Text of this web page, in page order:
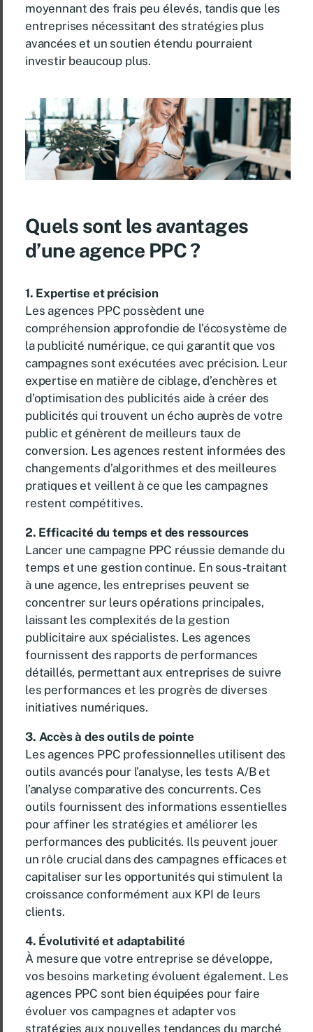
moyennant des frais peu élevés, tandis que les
entreprises nécessitant des stratégies plus
avancées et un soutien étendu pourraient
investir beaucoup plus.
Quels sont les avantages
d’une agence PPC ?
1. Expertise et précision
Les agences PPC possèdent une
compréhension approfondie de l’écosystème de
la publicité numérique, ce qui garantit que vos
campagnes sont exécutées avec précision. Leur
expertise en matière de ciblage, d’enchères et
d’optimisation des publicités aide à créer des
publicités qui trouvent un écho auprès de votre
public et génèrent de meilleurs taux de
conversion. Les agences restent informées des
changements d’algorithmes et des meilleures
pratiques et veillent à ce que les campagnes
restent compétitives.
2. Efficacité du temps et des ressources
Lancer une campagne PPC réussie demande du
temps et une gestion continue. En sous-traitant
à une agence, les entreprises peuvent se
concentrer sur leurs opérations principales,
laissant les complexités de la gestion
publicitaire aux spécialistes. Les agences
fournissent des rapports de performances
détaillés, permettant aux entreprises de suivre
les performances et les progrès de diverses
initiatives numériques.
3. Accès à des outils de pointe
Les agences PPC professionnelles utilisent des
outils avancés pour l’analyse, les tests A/B et
l’analyse comparative des concurrents. Ces
outils fournissent des informations essentielles
pour affiner les stratégies et améliorer les
performances des publicités. Ils peuvent jouer
un rôle crucial dans des campagnes efficaces et
capitaliser sur les opportunités qui stimulent la
croissance conformément aux KPI de leurs
clients.
4. Évolutivité et adaptabilité
À mesure que votre entreprise se développe,
vos besoins marketing évoluent également. Les
agences PPC sont bien équipées pour faire
évoluer vos campagnes et adapter vos
stratégies aux nouvelles tendances du marché